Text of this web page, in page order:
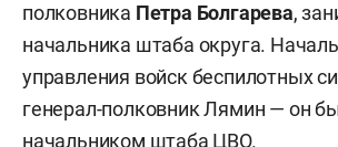
полковника Петра Болгарева,
начальника штаба округа.
управления войск беспилотных
генерал-полковник Лямин — он
начальником штаба ЦВО.